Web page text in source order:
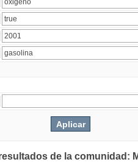
de la comunidad: